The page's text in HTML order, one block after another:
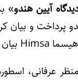
آیین هندو»
پرداخت و بیان
عرفانی،